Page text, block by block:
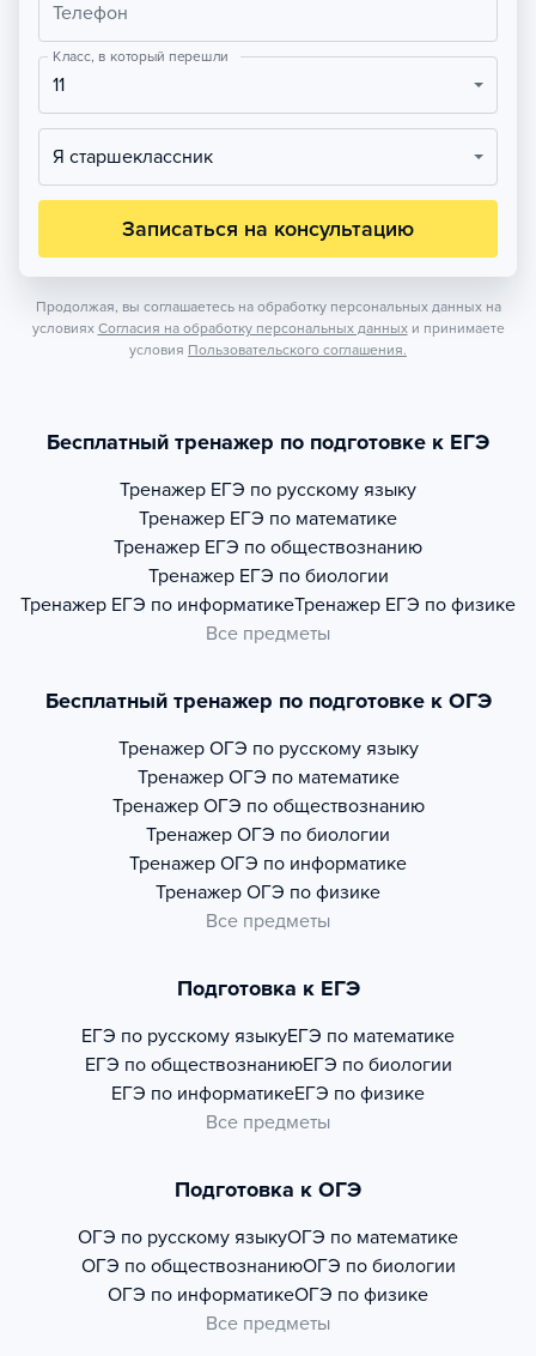
Телефон
Класс, в который перешли
11
Я старшеклассник
Записаться на консультацию
Продолжая, вы соглашаетесь на обработку персональных данных на
условиях Согласия на обработку персональных данных и принимаете
условия Пользовательского соглашения.
Бесплатный тренажер по подготовке к ЕГЭ
Тренажер ЕГЭ по русскому языку
Тренажер ЕГЭ по математике
Тренажер ЕГЭ по обществознанию
Тренажер ЕГЭ по биологии
Тренажер ЕГЭ по информатикеТренажер ЕГЭ по физике
Все предметы
Бесплатный тренажер по подготовке к ОГЭ
Тренажер ОГЭ по русскому языку
Тренажер ОГЭ по математике
Тренажер ОГЭ по обществознанию
Тренажер ОГЭ по биологии
Тренажер ОГЭ по информатике
Тренажер ОГЭ по физике
Все предметы
Подготовка к ЕГЭ
ЕГЭ по русскому языкуЕГЭ по математике
ЕГЭ по обществознаниюЕГЭ по биологии
ЕГЭ по информатикеЕГЭ по физике
Все предметы
Подготовка к ОГЭ
ОГЭ по русскому языкуОГЭ по математике
ОГЭ по обществознаниюОГЭ по биологии
ОГЭ по информатикеОГЭ по физике
Все предметы